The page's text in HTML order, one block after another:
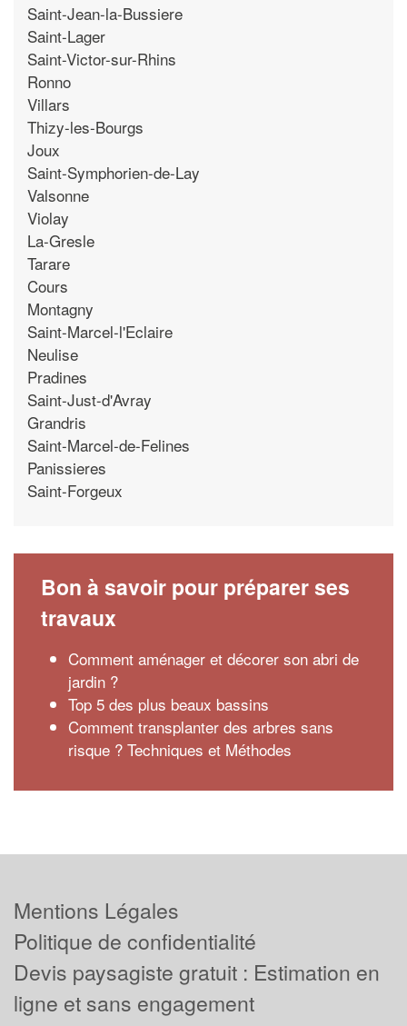
Saint-Jean-la-Bussiere
Saint-Lager
Saint-Victor-sur-Rhins
Ronno
Villars
Thizy-les-Bourgs
Joux
Saint-Symphorien-de-Lay
Valsonne
Violay
La-Gresle
Tarare
Cours
Montagny
Saint-Marcel-l'Eclaire
Neulise
Pradines
Saint-Just-d'Avray
Grandris
Saint-Marcel-de-Felines
Panissieres
Saint-Forgeux
Bon à savoir pour préparer ses
travaux
Comment aménager et décorer son abri de
jardin ?
Top 5 des plus beaux bassins
Comment transplanter des arbres sans
risque ? Techniques et Méthodes
Mentions Légales
Politique de confidentialité
Devis paysagiste gratuit : Estimation en
ligne et sans engagement